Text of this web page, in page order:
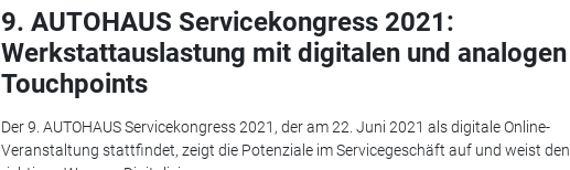
9. AUTOHAUS Servicekongress 2021:
Werkstattauslastung mit digitalen und analogen
Touchpoints
Der 9. AUTOHAUS Servicekongress 2021, der am 22. Juni 2021 als digitale Online-
Veranstaltung stattfindet, zeigt die Potenziale im Servicegeschäft auf und weist den